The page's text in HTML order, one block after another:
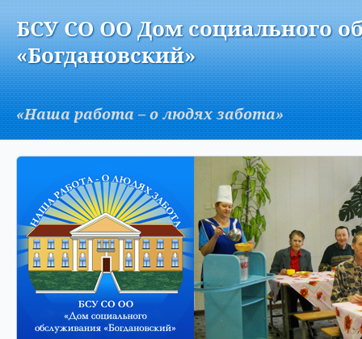
AБСУ СО ОО Дом социального
«Богдановский»
«Наша работа – о людях забота»